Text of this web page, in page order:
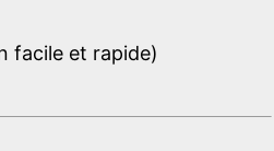
facile et rapide)